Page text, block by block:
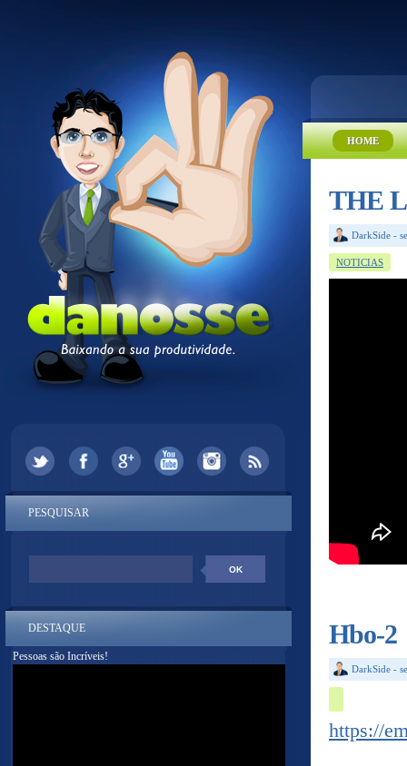
HOME
THE
DarkSide -
NOTICIAS
Hbo-2
DarkSide -
https://
PESQUISAR
DESTAQUE
Pessoas são Incríveis!